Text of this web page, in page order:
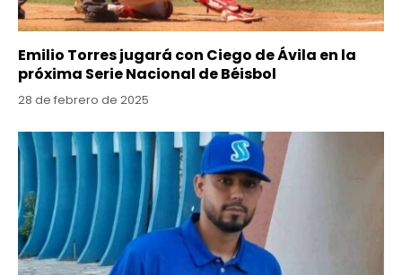
Emilio Torres jugará con Ciego de Ávila en la
próxima Serie Nacional de Béisbol
28 de febrero de 2025